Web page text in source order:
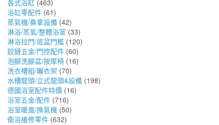
各式浴缸 (463)
浴缸零配件 (61)
蒸氣機/桑拿設備 (42)
淋浴/蒸氣/整體浴室 (33)
淋浴拉門/底盆門檻 (120)
鉸鏈五金/門控配件 (60)
泡腳洗腳盆/按摩椅 (16)
洗衣槽組/曬衣架 (70)
水槽龍頭/立式龍頭&設備 (198)
德國浴室配件特價 (16)
浴室五金/配件 (716)
浴室暖風/換氣機 (50)
衛浴維修零件 (632)